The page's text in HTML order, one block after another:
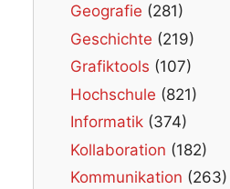
Geografie (281)
Geschichte (219)
Grafiktools (107)
Hochschule (821)
Informatik (374)
Kollaboration (182)
Kommunikation (263)